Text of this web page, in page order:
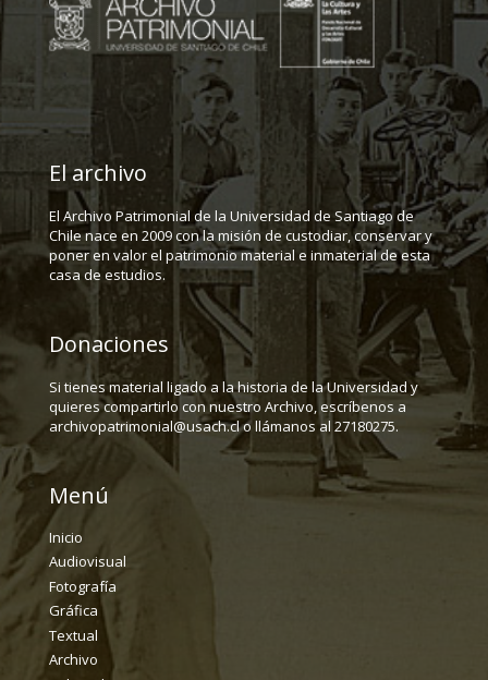
El archivo
El Archivo Patrimonial de la Universidad de Santiago de
Chile nace en 2009 con la misión de custodiar, conservar y
poner en valor el patrimonio material e inmaterial de esta
casa de estudios.
Donaciones
Si tienes material ligado a la historia de la Universidad y
quieres compartirlo con nuestro Archivo, escríbenos a
archivopatrimonial@usach.cl o llámanos al 27180275.
Menú
Inicio
Audiovisual
Fotografía
Gráfica
Textual
Archivo